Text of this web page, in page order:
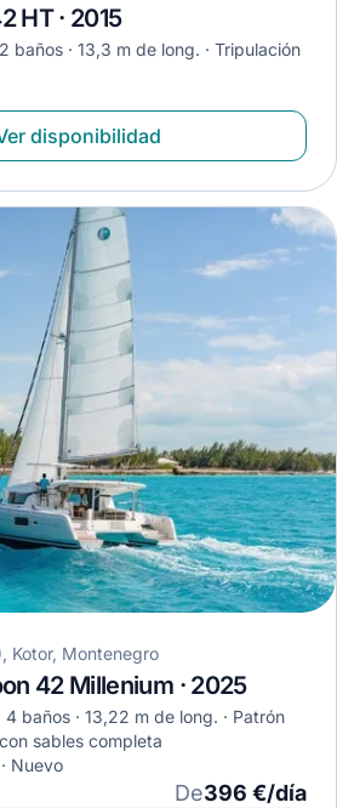
HT · 2015
2 baños 13,3 m de long.
Tripulación
disponibilidad
Kotor, Montenegro
42 Millenium · 2025
4 baños 13,22 m de long.
Patrón
sables completa
Nuevo
De396 €/día